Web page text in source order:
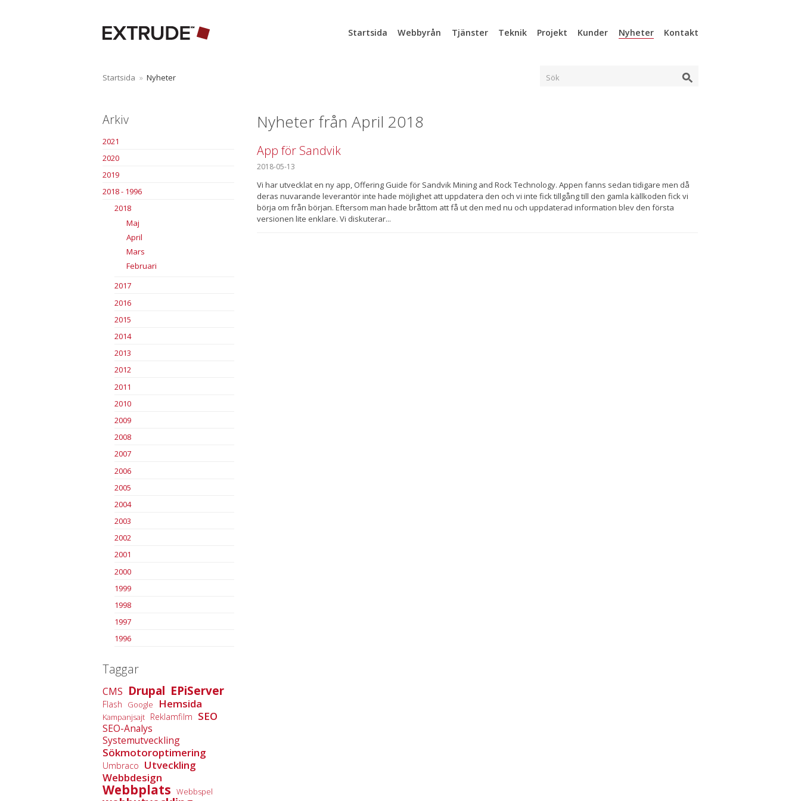
Startsida Webbyrån Tjänster Teknik Projekt Kunder Nyheter Kontakt
Startsida » Nyheter Sök
Arkiv
2021
2020
2019
2018 - 1996
2018
Maj
April
Mars
Februari
2017
2016
2015
2014
2013
2012
2011
2010
2009
2008
2007
2006
2005
2004
2003
2002
2001
2000
1999
1998
1997
1996
Taggar
CMS Drupal EPiServer
Flash Google Hemsida
Kampanjsajt Reklamfilm SEO
SEO-Analys
Systemutveckling
Sökmotoroptimering
Umbraco Utveckling
Webbdesign
Webbplats Webbspel
Nyheter från April 2018
App för Sandvik
2018-05-13
Vi har utvecklat en ny app, Offering Guide för Sandvik Mining and Rock Technology. Appen fanns sedan tidigare men då
deras nuvarande leverantör inte hade möjlighet att uppdatera den och vi inte fick tillgång till den gamla källkoden fick vi
börja om från början. Eftersom man hade bråttom att få ut den med nu och uppdaterad information blev den första
versionen lite enklare. Vi diskuterar...